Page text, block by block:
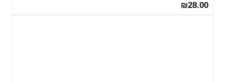
₪28.00